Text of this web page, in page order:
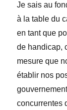
Je sais au
à la table du
en tant que
de handicap,
mesure que
établir nos
concurrentes